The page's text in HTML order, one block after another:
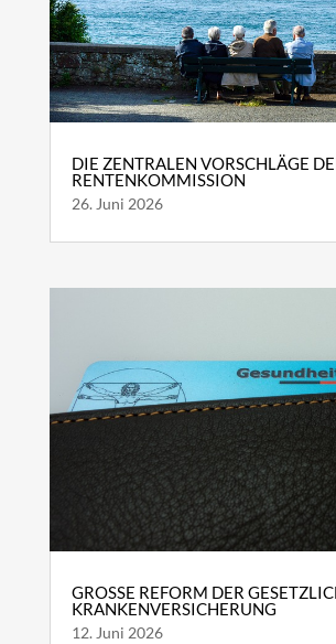
DIE ZENTRALEN VORSCHLÄGE
RENTENKOMMISSION
26. Juni 2026
GROSSE REFORM DER
RANKENVERSICHERUNG
12. Juni 2026